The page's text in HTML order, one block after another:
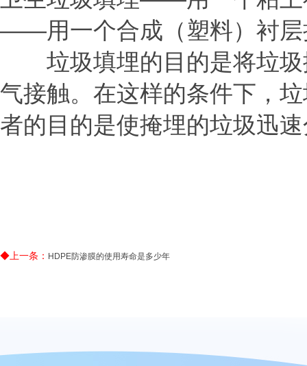
——用一个合成（塑料）衬层
垃圾填埋的目的是将垃圾
气接触。在这样的条件下，
者的目的是使掩埋的垃圾迅
◆上一条： HDPE防渗膜的使用寿命是多少年